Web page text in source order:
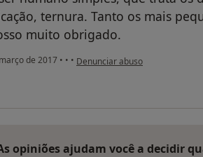
ternura. Tanto os mais
muito obrigado.
de 2017 • • • na opinião do utilizador paciente
Denunciar abuso
opiniões ajudam você a decidir